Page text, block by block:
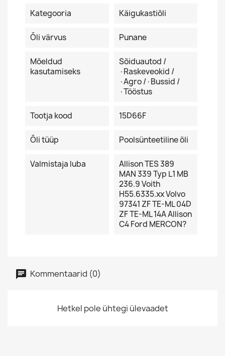
Kategooria Käigukastiõli
Õli värvus Punane
Mõeldud
kasutamiseks
Sõiduautod /
·Raskeveokid /
·Agro /·Bussid /
·Tööstus
Tootja kood 15D66F
Õli tüüp Poolsünteetiline õli
Valmistaja luba
Allison TES 389
MAN 339 Typ L1 MB
236.9 Voith
H55.6335.xx Volvo
97341 ZF TE-ML 04D
ZF TE-ML 14A Allison
C4 Ford MERCON?
Kommentaarid (0)
Hetkel pole ühtegi ülevaadet